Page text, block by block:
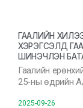
ГААЛИЙН
ХЭРЭГСЭЛД
ШИНЭЧЛЭН
Гаалийн
25-ны өдрийн А/
2025-09-26